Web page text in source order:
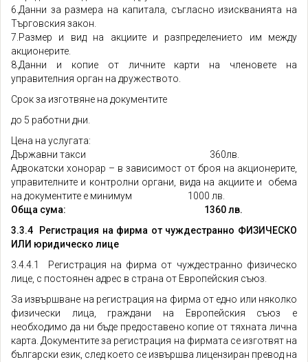
6.Данни за размера на капитала, съгласно изискванията на
Търговския закон.
7.Размер и вид на акциите и разпределението им между
акционерите.
8.Данни и копие от личните карти на членовете на
управителния орган на дружеството.
Срок за изготвяне на документите
до 5 работни дни.
Цена на услугата:
Държавни такси 360лв.
Адвокатски хонорар – в зависимост от броя на акционерите,
управителните и контролни органи, вида на акциите и обема
на документите е минимум 1000 лв.
Обща сума: 1360 лв.
3.3.4 Регистрация на фирма от чуждестранно ФИЗИЧЕСКО
ИЛИ юридическо лице
3.4.4.1 Регистрация на фирма от чуждестранно физическо
лице, с постоянен адрес в страна от Европейския съюз.
За извършване на регистрация на фирма от едно или няколко
физически лица, граждани на Европейския съюз е
необходимо да ни бъде предоставено копие от тяхната лична
карта. Документите за регистрация на фирмата се изготвят на
български език, след което се извършва лицензиран превод на